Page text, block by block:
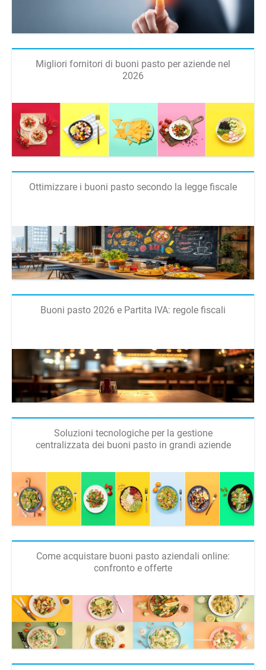
Migliori fornitori di buoni pasto per aziende nel
2026
Ottimizzare i buoni pasto secondo la legge fiscale
Buoni pasto 2026 e Partita IVA: regole fiscali
Soluzioni tecnologiche per la gestione
centralizzata dei buoni pasto in grandi aziende
Come acquistare buoni pasto aziendali online:
confronto e offerte